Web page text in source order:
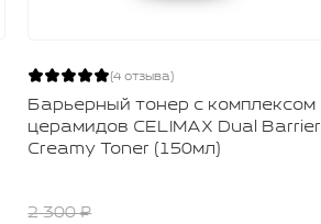
(4 отзыва)
Барьерный тонер с комплексом
церамидов CELIMAX Dual Barrier
Creamy Toner (150мл)
2 300 ₽